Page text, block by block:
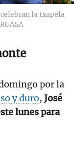
la txapela
por la
y duro, José
lunes para